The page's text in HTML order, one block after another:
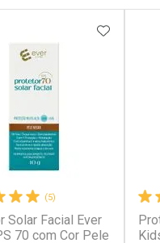
Desconto
FAVORITOS
(5)
Solar Facial Ever
70 com Cor Pele